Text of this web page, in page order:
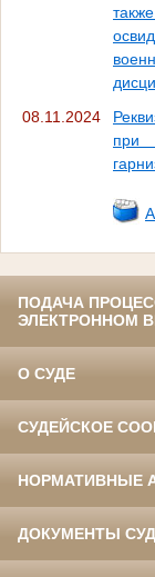
08.11.2024
при
ПОДАЧА
ЭЛЕКТРОННОМ
О СУДЕ
СУДЕЙСКОЕ
НОРМАТИВНЫЕ
ДОКУМЕНТЫ